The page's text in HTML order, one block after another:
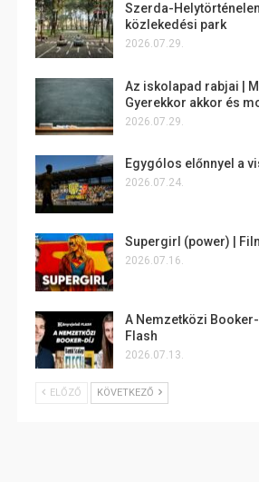
Szerda-
közlekedési park
2026.07.29.
Az iskolapad rabjai |
Gyerekkor akkor és
2026.07.29.
Egygólos előnnyel a
2026.07.24.
Supergirl (power) |
2026.07.16.
A Nemzetközi
Flash
2026.07.13.
ELŐZŐ KÖVETKEZŐ